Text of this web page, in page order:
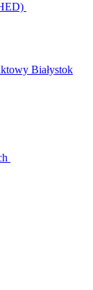
Białystok